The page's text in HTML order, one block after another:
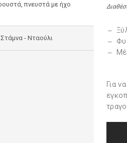
πνευστά με ήχο
- Νταούλι
Για